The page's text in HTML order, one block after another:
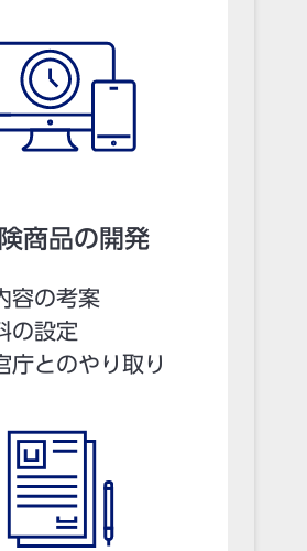
商品の開発
容の考案
の設定
庁とのやり取り